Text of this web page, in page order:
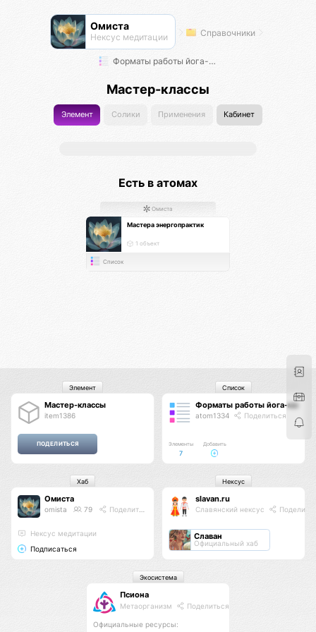
Омиста
Нексус медитации Справочники
Форматы работы йога-мастеров
Мастер-классы
Элемент Солики Применения Кабинет
Есть в атомах
Омиста
Мастера энергопрактик
1 объект
Список
Мастер-классы
item1386
Элемент
Форматы работы йога-
atom1334 Поделиться
Элементы
7
Добавить
Список
Омиста
omista 79 Поделиться
Нексус медитации
Подписаться
Хаб
slavan.ru
Славянский нексус
Славан
Официальный хаб
Нексус
Псиона
Метаорганизм Поделиться
Официальные ресурсы:
Экосистема